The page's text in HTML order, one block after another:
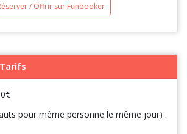
/ Offrir sur Funbooker
pour même personne le même jour) :